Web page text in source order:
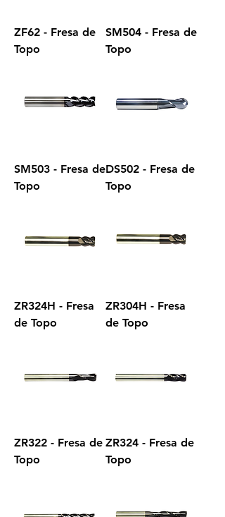
ZF62 - Fresa de
Topo
SM504 - Fresa de
Topo
SM503 - Fresa de
Topo
DS502 - Fresa de
Topo
ZR324H - Fresa
de Topo
ZR304H - Fresa
de Topo
ZR322 - Fresa de
Topo
ZR324 - Fresa de
Topo